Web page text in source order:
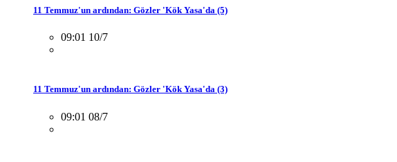
11 Temmuz'un ardından: Gözler 'Kök Yasa'da (5)
09:01 10/7
11 Temmuz'un ardından: Gözler 'Kök Yasa'da (3)
09:01 08/7